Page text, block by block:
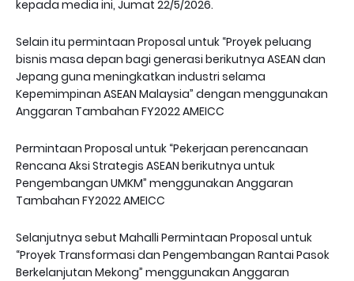
kepada media ini, Jumat 22/5/2026.
Selain itu permintaan Proposal untuk “Proyek peluang
bisnis masa depan bagi generasi berikutnya ASEAN dan
Jepang guna meningkatkan industri selama
Kepemimpinan ASEAN Malaysia” dengan menggunakan
Anggaran Tambahan FY2022 AMEICC
Permintaan Proposal untuk “Pekerjaan perencanaan
Rencana Aksi Strategis ASEAN berikutnya untuk
Pengembangan UMKM” menggunakan Anggaran
Tambahan FY2022 AMEICC
Selanjutnya sebut Mahalli Permintaan Proposal untuk
“Proyek Transformasi dan Pengembangan Rantai Pasok
Berkelanjutan Mekong” menggunakan Anggaran